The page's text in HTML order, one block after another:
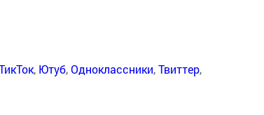
, Ютуб,Одноклассники,Твиттер,